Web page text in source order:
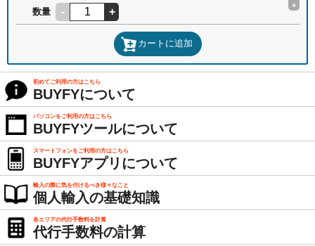
数量 - +
+
カートに追加
初めてご利用の方はこちら
BUYFYについて
パソコンをご利用の方はこちら
BUYFYツールについて
スマートフォンをご利用の方はこちら
BUYFYアプリについて
輸入の際に気を付けるべき様々なこと
個人輸入の基礎知識
各エリアの代行手数料を計算
代行手数料の計算